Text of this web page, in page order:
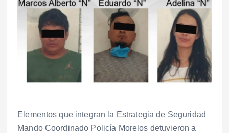
Elementos que integran la Estrategia de Seguridad
Mando Coordinado Policía Morelos detuvieron a